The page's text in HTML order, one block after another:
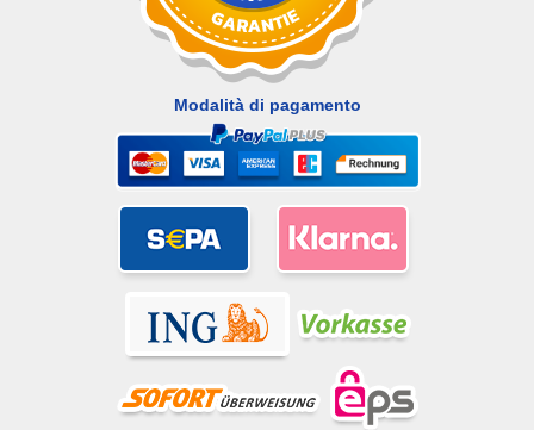
Modalità di pagamento